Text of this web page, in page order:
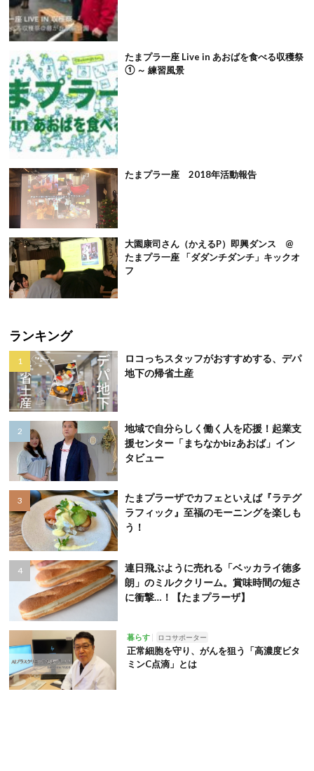
たまプラ一座 Live in あおばを食べる収穫祭
① ～ 練習風景
たまプラ一座 2018年活動報告
大園康司さん（かえるP）即興ダンス @
たまプラ一座 「ダダンチダンチ」キックオ
フ
ランキング
ロコっちスタッフがおすすめする、デパ
地下の帰省土産
地域で自分らしく働く人を応援！起業支
援センター「まちなかbizあおば」イン
タビュー
たまプラーザでカフェといえば『ラテグ
ラフィック』至福のモーニングを楽しも
う！
連日飛ぶように売れる「ベッカライ徳多
朗」のミルククリーム。賞味時間の短さ
に衝撃…！【たまプラーザ】
暮らす ロコサポーター
正常細胞を守り、がんを狙う「高濃度ビタ
ミンC点滴」とは